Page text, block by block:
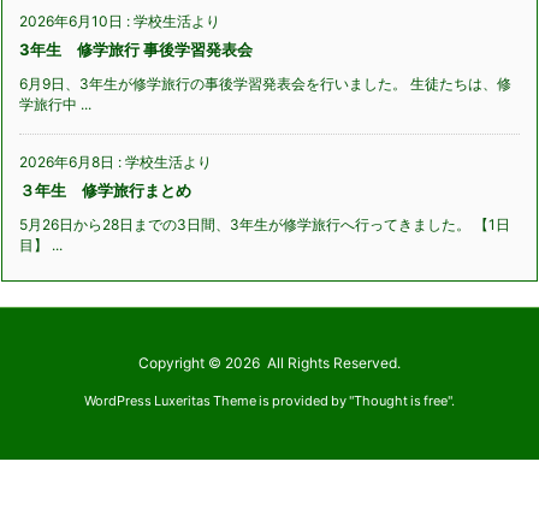
2026年6月10日 : 学校生活より
3年生 修学旅行 事後学習発表会
6月9日、3年生が修学旅行の事後学習発表会を行いました。 生徒たちは、修
学旅行中 ...
2026年6月8日 : 学校生活より
３年生 修学旅行まとめ
5月26日から28日までの3日間、3年生が修学旅行へ行ってきました。 【1日
目】 ...
Copyright © 2026 All Rights Reserved.
WordPress Luxeritas Theme is provided by "Thought is free".